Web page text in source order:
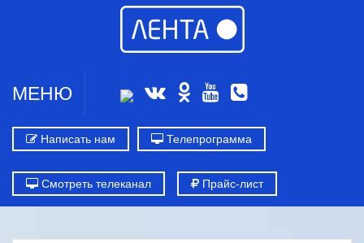
МЕНЮ
Написать нам Телепрограмма
Смотреть телеканал Прайс-лист